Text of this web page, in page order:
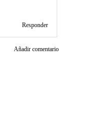
Responder
Añadir comentario